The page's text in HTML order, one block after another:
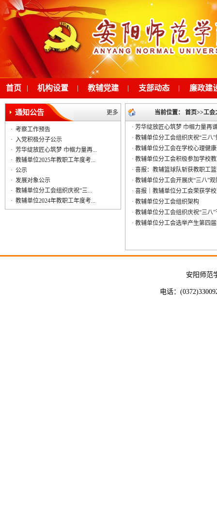
首页 | 机构设置 | 教辅党建 | 支部动态 | 廉政建
更多
通知公告
· 考察工作预告
· 入党积极分子公示
· 芳华绽放匠心筑梦 巾帼力量再...
· 教辅单位2025年教职工年度考...
· 公示
· 发展对象公示
· 教辅单位分工会组织庆祝“三...
· 教辅单位2024年教职工年度考...
当前位置： 首页>>工会
· 芳华绽放匠心筑梦 巾帼力量再
· 教辅单位分工会组织庆祝“三八
· 教辅单位分工会在学校心理健
· 教辅单位分工会积极参加学校
· 喜报：教辅篮球队斩获教职工
· 教辅单位分工会开展庆“三八”
· 喜报｜教辅单位分工会荣获学
· 教辅单位分工会组织架构
· 教辅单位分工会组织庆祝“三八
· 教辅单位分工会选举产生第四
安阳师范
电话：